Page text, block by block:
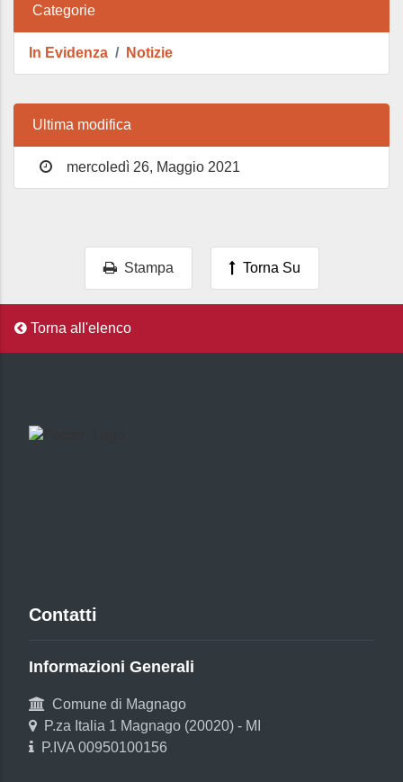
Categorie
In Evidenza Notizie
Ultima modifica
mercoledì 26, Maggio 2021
Stampa Torna Su
Torna all'elenco
Contatti
Informazioni Generali
Comune di Magnago
P.za Italia 1 Magnago (20020) - MI
P.IVA 00950100156